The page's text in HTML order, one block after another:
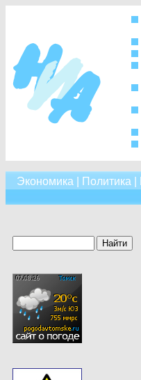
Экономика Политика